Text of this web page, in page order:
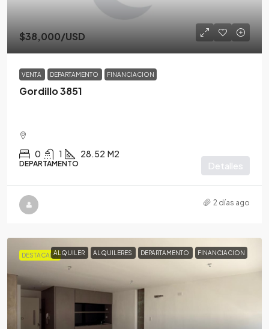
$38,000/USD
VENTA DEPARTAMENTO FINANCIACION
Gordillo 3851
0 1 28.52 M2
DEPARTAMENTO Detalles
2 días ago
DESTACADAALQUILER ALQUILERES DEPARTAMENTO FINANCIACION